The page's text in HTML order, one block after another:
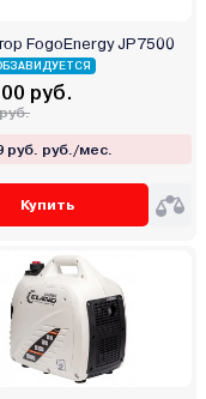
FogoEnergy JP7500
руб.
руб. руб./мес.
Купить